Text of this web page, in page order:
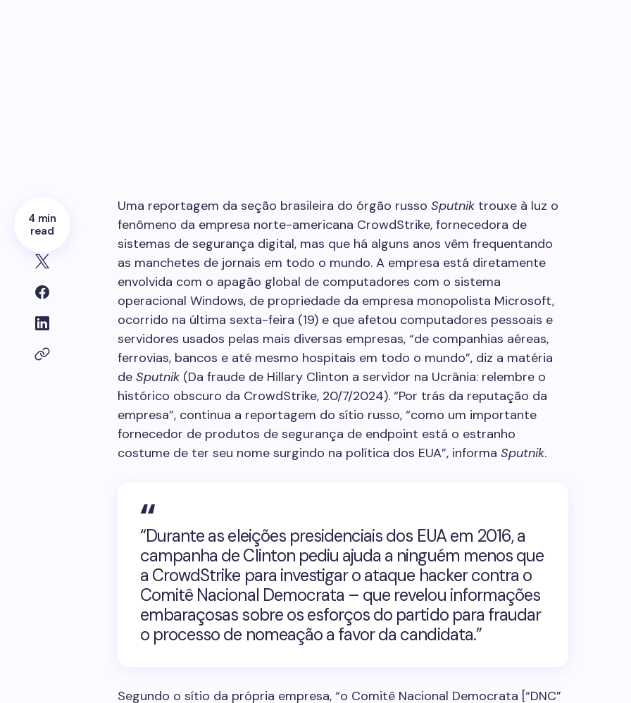
4 min
read
Uma reportagem da seção brasileira do órgão russo Sputnik trouxe à luz o
fenômeno da empresa norte-americana CrowdStrike, fornecedora de
sistemas de segurança digital, mas que há alguns anos vêm frequentando
as manchetes de jornais em todo o mundo. A empresa está diretamente
envolvida com o apagão global de computadores com o sistema
operacional Windows, de propriedade da empresa monopolista Microsoft,
ocorrido na última sexta-feira (19) e que afetou computadores pessoais e
servidores usados ​​pelas mais diversas empresas, “de companhias aéreas,
ferrovias, bancos e até mesmo hospitais em todo o mundo”, diz a matéria
de Sputnik (Da fraude de Hillary Clinton a servidor na Ucrânia: relembre o
histórico obscuro da CrowdStrike, 20/7/2024). “Por trás da reputação da
empresa”, continua a reportagem do sítio russo, “como um importante
fornecedor de produtos de segurança de endpoint está o estranho
costume de ter seu nome surgindo na política dos EUA”, informa Sputnik.
“Durante as eleições presidenciais dos EUA em 2016, a
campanha de Clinton pediu ajuda a ninguém menos que
a CrowdStrike para investigar o ataque hacker contra o
Comitê Nacional Democrata – que revelou informações
embaraçosas sobre os esforços do partido para fraudar
o processo de nomeação a favor da candidata.”
Segundo o sítio da própria empresa, “o Comitê Nacional Democrata [“DNC”